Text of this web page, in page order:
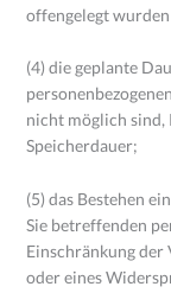
offengelegt
(4) die geplante
nicht möglich
Speicherdauer;
(5) das Bestehen
Sie betreffenden
Einschränkung
oder eines